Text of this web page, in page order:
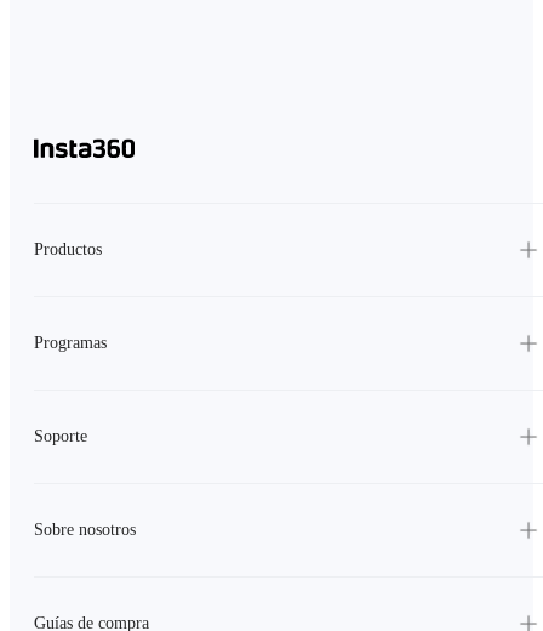
Productos
Programas
Soporte
Sobre nosotros
Guías de compra